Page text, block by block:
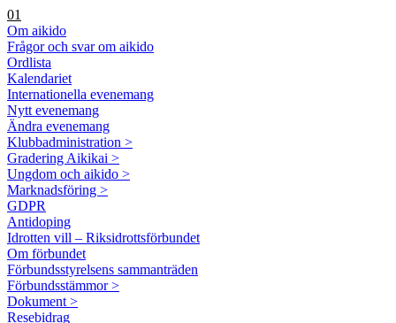
01
Om aikido
Frågor och svar om aikido
Ordlista
Kalendariet
Internationella evenemang
Nytt evenemang
Ändra evenemang
Klubbadministration >
Gradering Aikikai >
Ungdom och aikido >
Marknadsföring >
GDPR
Antidoping
Idrotten vill – Riksidrottsförbundet
Om förbundet
Förbundsstyrelsens sammanträden
Förbundsstämmor >
Dokument >
Resebidrag